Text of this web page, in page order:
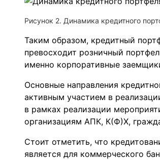
Рисунок 2. Динамика кредитного
Таким образом, кредитный
превосходит розничный
именно корпоративные
Основные направления
активным участием в
в рамках реализации
организациям АПК, К(Ф)Х,
Стоит отметить, что
является для коммерческого